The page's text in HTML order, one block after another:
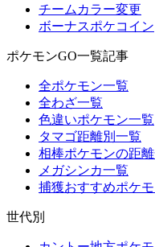
チームカラー変更
ボーナスポケコイン
ポケモンGO一覧記事
全ポケモン一覧
全わざ一覧
色違いポケモン一覧
タマゴ距離別一覧
相棒ポケモンの距
メガシンカ一覧
捕獲おすすめポケ
世代別